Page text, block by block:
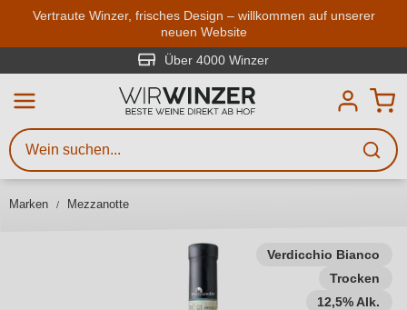
Zum Hauptinhalt springen
Vertraute Winzer, frisches Design – willkommen auf unserer
neuen Website
Über 4000 Winzer
Marken Mezzanotte
Verdicchio Bianco
Trocken
12,5% Alk.
Weinsuche
Mindestens 3 Zeichen eingeben
Beschreiben Sie, welchen Wein
Sie suchen – ob nach Geschmack,